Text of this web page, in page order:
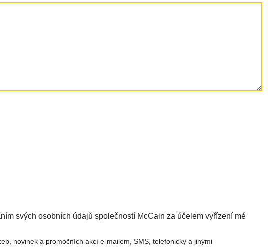
svých osobních údajů společností McCain za účelem vyřízení mé
novinek a promočních akcí e-mailem, SMS, telefonicky a jinými